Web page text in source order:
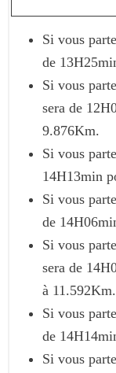
Si vous
de
Si vous
sera de
9.876Km.
Si vous
14H13min
Si vous
de
Si vous
sera de
à 11.592Km.
Si vous
de
Si vous